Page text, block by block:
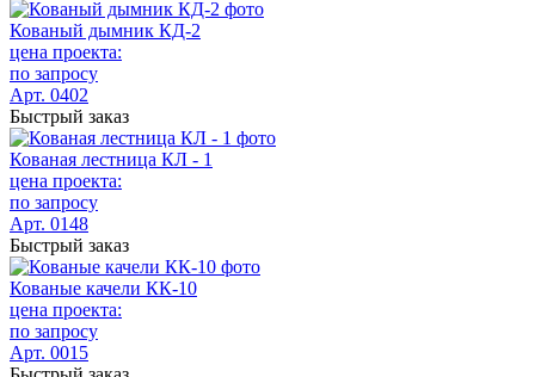
Кованый дымник КД-2
цена проекта:
по запросу
Арт. 0402
Быстрый заказ
Кованая лестница КЛ - 1
цена проекта:
по запросу
Арт. 0148
Быстрый заказ
Кованые качели КК-10
цена проекта:
по запросу
Арт. 0015